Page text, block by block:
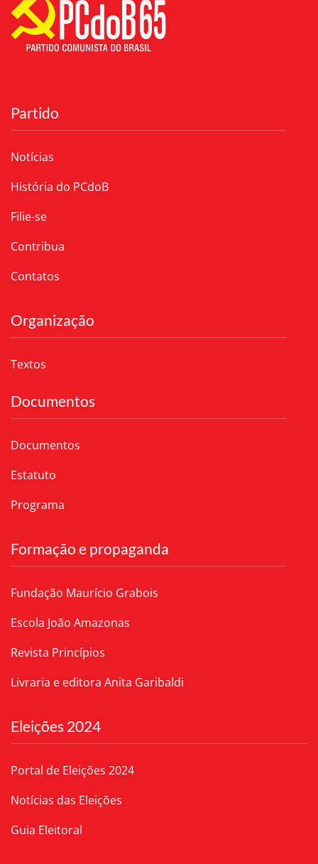
Partido
Notícias
História do PCdoB
Filie-se
Contribua
Contatos
Organização
Textos
Documentos
Documentos
Estatuto
Programa
Formação e propaganda
Fundação Maurício Grabois
Escola João Amazonas
Revista Princípios
Livraria e editora Anita Garibaldi
Eleições 2024
Portal de Eleições 2024
Notícias das Eleições
Guia Eleitoral